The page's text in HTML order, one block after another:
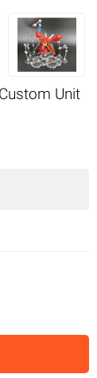
Unit